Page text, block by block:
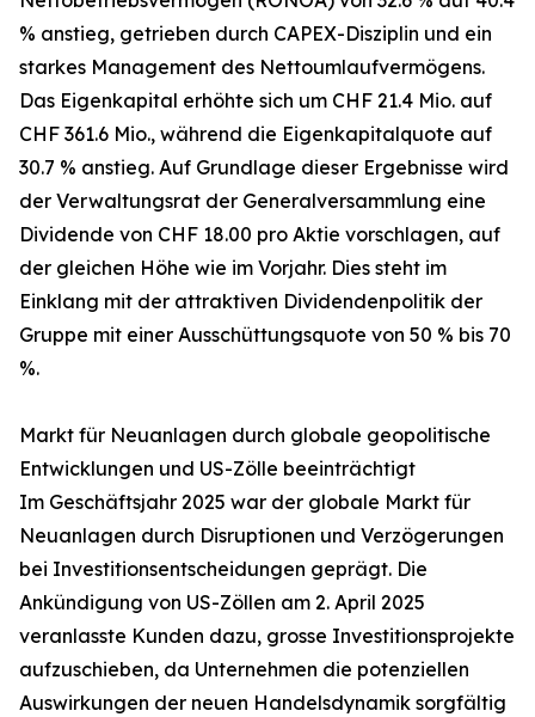
% anstieg, getrieben durch CAPEX-Disziplin und ein
starkes Management des Nettoumlaufvermögens.
Das Eigenkapital erhöhte sich um CHF 21.4 Mio. auf
CHF 361.6 Mio., während die Eigenkapitalquote auf
30.7 % anstieg. Auf Grundlage dieser Ergebnisse wird
der Verwaltungsrat der Generalversammlung eine
Dividende von CHF 18.00 pro Aktie vorschlagen, auf
der gleichen Höhe wie im Vorjahr. Dies steht im
Einklang mit der attraktiven Dividendenpolitik der
Gruppe mit einer Ausschüttungsquote von 50 % bis 70
%.
Markt für Neuanlagen durch globale geopolitische
Entwicklungen und US-Zölle beeinträchtigt
Im Geschäftsjahr 2025 war der globale Markt für
Neuanlagen durch Disruptionen und Verzögerungen
bei Investitionsentscheidungen geprägt. Die
Ankündigung von US-Zöllen am 2. April 2025
veranlasste Kunden dazu, grosse Investitionsprojekte
aufzuschieben, da Unternehmen die potenziellen
Auswirkungen der neuen Handelsdynamik sorgfältig